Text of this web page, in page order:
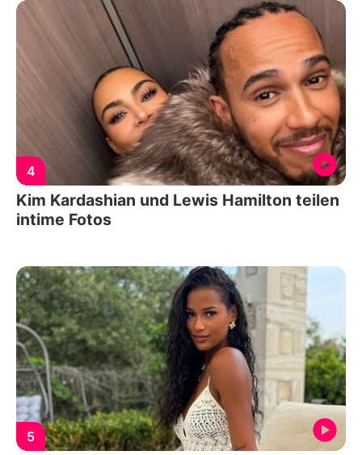
4
Kim Kardashian und Lewis Hamilton teilen
intime Fotos
5